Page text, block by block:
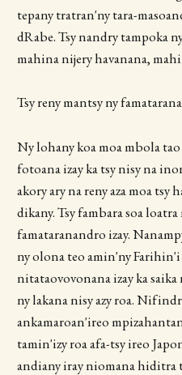
tepany tratran'ny tara-
dRabe. Tsy nandry tampoka
mahina nijery havanana,
Tsy reny mantsy ny
Ny lohany koa moa mbola
fotoana izay ka tsy nisy na
akory ary na reny aza moa tsy
dikany. Tsy fambara soa
famataranandro izay.
ny olona teo amin'ny
nitataovovonana izay ka
ny lakana nisy azy roa.
ankamaroan'ireo
tamin'izy roa afa-tsy ireo
andiany iray niomana hiditra